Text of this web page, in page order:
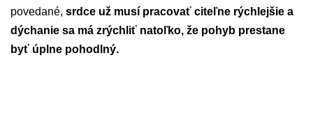
povedané, srdce už musí pracovať citeľne rýchlejšie a
dýchanie sa má zrýchliť natoľko, že pohyb prestane
byť úplne pohodlný.